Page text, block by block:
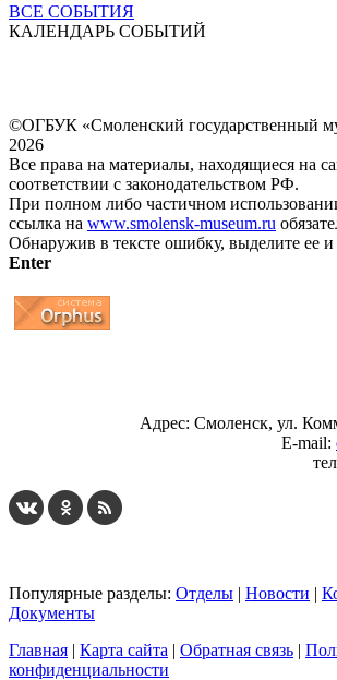
ВСЕ СОБЫТИЯ
КАЛЕНДАРЬ СОБЫТИЙ
©ОГБУК «Смоленский государственный
2026
Все права на материалы, находящиеся на
соответствии с законодательством РФ.
При полном либо частичном
ссылка на www.smolensk-museum.ru
Обнаружив в тексте ошибку, выделите ее
Enter
Адрес: Смоленск, ул.
E-mail:
Популярные разделы: Отделы | Новости |
Документы
Главная | Карта сайта | Обратная связь |
конфиденциальности